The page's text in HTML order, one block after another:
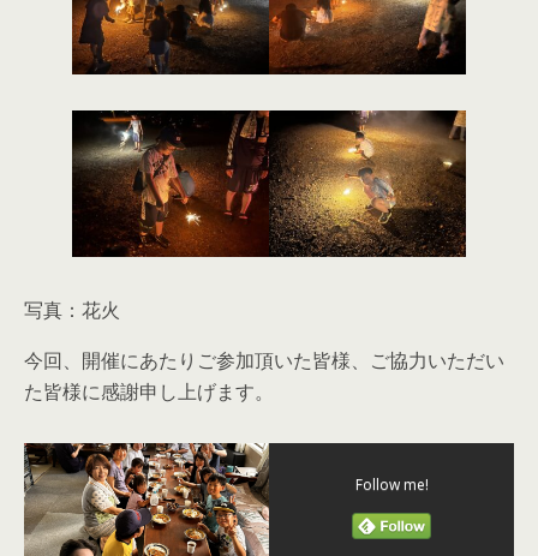
写真：花火
今回、開催にあたりご参加頂いた皆様、ご協力いただい
た皆様に感謝申し上げます。
Follow me!